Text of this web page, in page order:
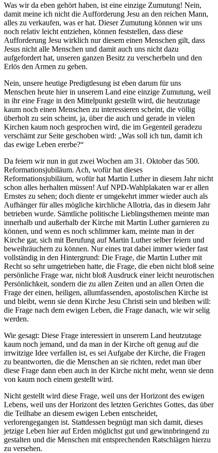
Was wir da eben gehört haben, ist eine einzige Zumutung! Nein,
damit meine ich nicht die Aufforderung Jesu an den reichen Mann,
alles zu verkaufen, was er hat. Dieser Zumutung können wir uns
noch relativ leicht entziehen, können feststellen, dass diese
Aufforderung Jesu wirklich nur diesem einen Menschen gilt, dass
Jesus nicht alle Menschen und damit auch uns nicht dazu
aufgefordert hat, unseren ganzen Besitz zu verscherbeln und den
Erlös den Armen zu geben.
Nein, unsere heutige Predigtlesung ist eben darum für uns
Menschen heute hier in unserem Land eine einzige Zumutung, weil
in ihr eine Frage in den Mittelpunkt gestellt wird, die heutzutage
kaum noch einen Menschen zu interessieren scheint, die völlig
überholt zu sein scheint, ja, über die auch und gerade in vielen
Kirchen kaum noch gesprochen wird, die im Gegenteil geradezu
verschämt zur Seite geschoben wird: „Was soll ich tun, damit ich
das ewige Leben ererbe?“
Da feiern wir nun in gut zwei Wochen am 31. Oktober das 500.
Reformationsjubiläum. Ach, wofür hat dieses
Reformationsjubiläum, wofür hat Martin Luther in diesem Jahr nicht
schon alles herhalten müssen! Auf NPD-Wahlplakaten war er allen
Ernstes zu sehen; doch diente er umgekehrt immer wieder auch als
Aufhänger für alles mögliche kirchliche Allotria, das in diesem Jahr
betrieben wurde. Sämtliche politische Lieblingsthemen meinte man
innerhalb und außerhalb der Kirche mit Martin Luther garnieren zu
können, und wenn es noch schlimmer kam, meinte man in der
Kirche gar, sich mit Berufung auf Martin Luther selber feiern und
beweihräuchern zu können. Nur eines trat dabei immer wieder fast
vollständig in den Hintergrund: Die Frage, die Martin Luther mit
Recht so sehr umgetrieben hatte, die Frage, die eben nicht bloß seine
persönliche Frage war, nicht bloß Ausdruck einer leicht neurotischen
Persönlichkeit, sondern die zu allen Zeiten und an allen Orten die
Frage der einen, heiligen, allumfassenden, apostolischen Kirche ist
und bleibt, wenn sie denn Kirche Jesu Christi sein und bleiben will:
die Frage nach dem ewigen Leben, die Frage danach, wie wir selig
werden.
Wie gesagt: Diese Frage interessiert in unserem Land heutzutage
kaum noch jemand, und da man in der Kirche oft genug auf die
irrwitzige Idee verfallen ist, es sei Aufgabe der Kirche, die Fragen
zu beantworten, die die Menschen an sie richten, redet man über
diese Frage dann eben auch in der Kirche nicht mehr, wenn sie denn
von kaum noch einem gestellt wird.
Nicht gestellt wird diese Frage, weil uns der Horizont des ewigen
Lebens, weil uns der Horizont des letzten Gerichtes Gottes, das über
die Teilhabe an diesem ewigen Leben entscheidet,
verlorengegangen ist. Stattdessen begnügt man sich damit, dieses
jetzige Leben hier auf Erden möglichst gut und gewinnbringend zu
gestalten und die Menschen mit entsprechenden Ratschlägen hierzu
zu versehen.